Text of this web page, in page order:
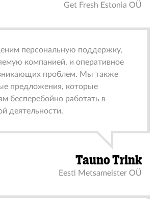
Get Fresh Estonia OÜ
персональную поддержку,
компанией, и оперативное
проблем. Мы также
предложения, которые
бесперебойно работать в
деятельности.
Tauno Trink
Eesti Metsameister OÜ